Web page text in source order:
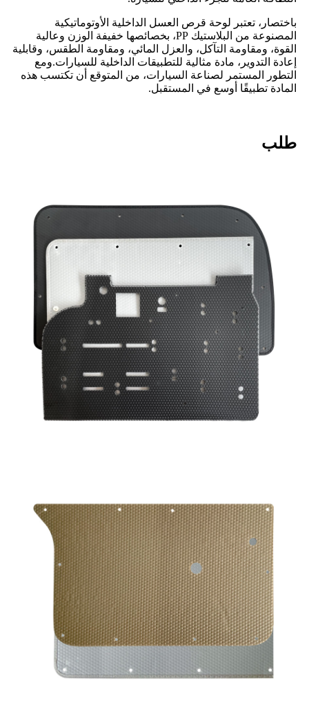
باختصار، تعتبر لوحة قرص العسل الداخلية الأوتوماتيكية
المصنوعة من البلاستيك PP، بخصائصها خفيفة الوزن وعالية
القوة، ومقاومة التآكل، والعزل المائي، ومقاومة الطقس، وقابلية
إعادة التدوير، مادة مثالية للتطبيقات الداخلية للسيارات.ومع
التطور المستمر لصناعة السيارات، من المتوقع أن تكتسب هذه
المادة تطبيقًا أوسع في المستقبل.
طلب